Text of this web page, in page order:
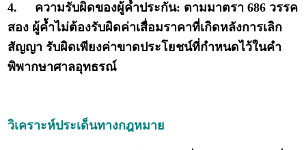
4.
ความรับผิดของผู้ค้ำประกัน: ตามมาตรา 686 วรรค
สอง ผู้ค้ำไม่ต้องรับผิดค่าเสื่อมราคาที่เกิดหลังการเลิก
สัญญา รับผิดเพียงค่าขาดประโยชน์ที่กำหนดไว้ในคำ
พิพากษาศาลอุทธรณ์
วิเคราะห์ประเด็นทางกฎหมาย